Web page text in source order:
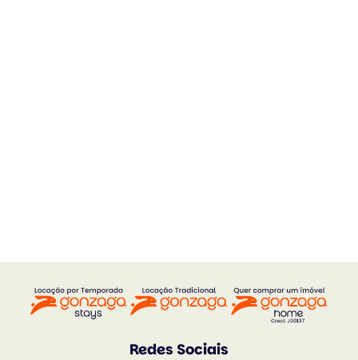
Redes Sociais